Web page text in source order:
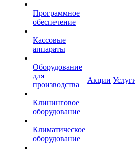
Программное
обеспечение
Кассовые
аппараты
Оборудование
для
производства
Клининговое
оборудование
Климатическое
оборудование
Акции